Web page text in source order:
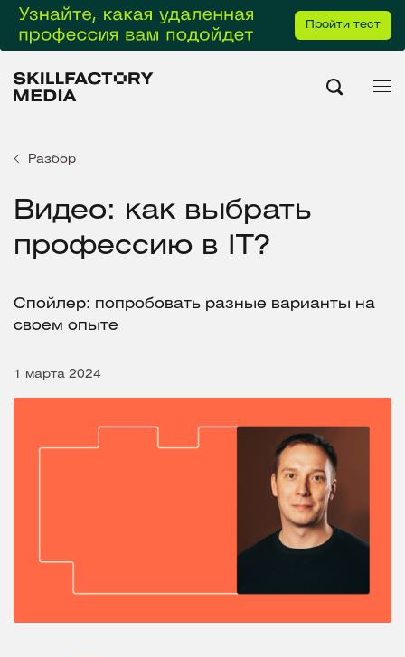
Пройти тест
Разбор
Видео: как выбрать
профессию в IT?
Спойлер: попробовать разные варианты на
своем опыте
1 марта 2024